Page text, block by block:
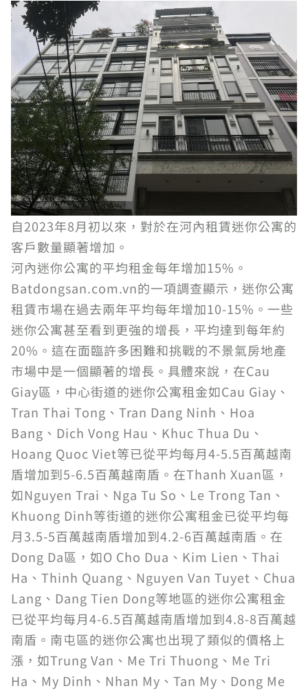
自2023年8月初以來，對於在河內租賃迷你公寓的
客戶數量顯著增加。
河內迷你公寓的平均租金每年增加15%。
Batdongsan.com.vn的一項調查顯示，迷你公寓
租賃市場在過去兩年平均每年增加10-15%。一些
迷你公寓甚至看到更強的增長，平均達到每年約
20%。這在面臨許多困難和挑戰的不景氣房地產
市場中是一個顯著的增長。具體來說，在Cau
Giay區，中心街道的迷你公寓租金如Cau Giay、
Tran Thai Tong、Tran Dang Ninh、Hoa
Bang、Dich Vong Hau、Khuc Thua Du、
Hoang Quoc Viet等已從平均每月4-5.5百萬越南
盾增加到5-6.5百萬越南盾。在Thanh Xuan區，
如Nguyen Trai、Nga Tu So、Le Trong Tan、
Khuong Dinh等街道的迷你公寓租金已從平均每
月3.5-5百萬越南盾增加到4.2-6百萬越南盾。在
Dong Da區，如O Cho Dua、Kim Lien、Thai
Ha、Thinh Quang、Nguyen Van Tuyet、Chua
Lang、Dang Tien Dong等地區的迷你公寓租金
已從平均每月4-6.5百萬越南盾增加到4.8-8百萬越
南盾。南屯區的迷你公寓也出現了類似的價格上
漲，如Trung Van、Me Tri Thuong、Me Tri
Ha、My Dinh、Nhan My、Tan My、Dong Me